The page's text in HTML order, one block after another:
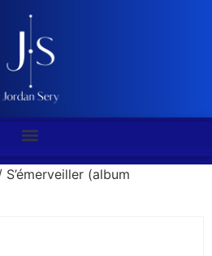
S’émerveiller (album